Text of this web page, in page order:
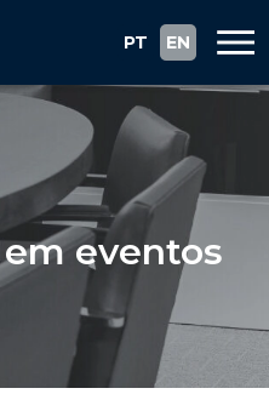
PT EN
eventos